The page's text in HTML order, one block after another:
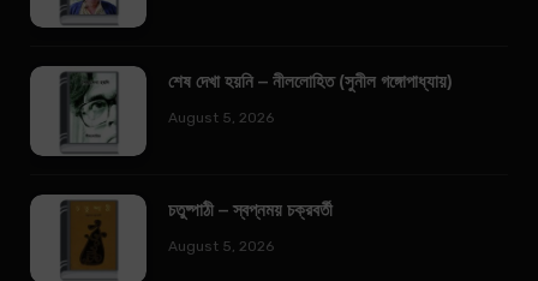
শেষ দেখা হয়নি – নীললোহিত (সুনীল গঙ্গোপাধ্যায়)
August 5, 2026
চতুষ্পাঠী – স্বপ্নময় চক্রবর্তী
August 5, 2026